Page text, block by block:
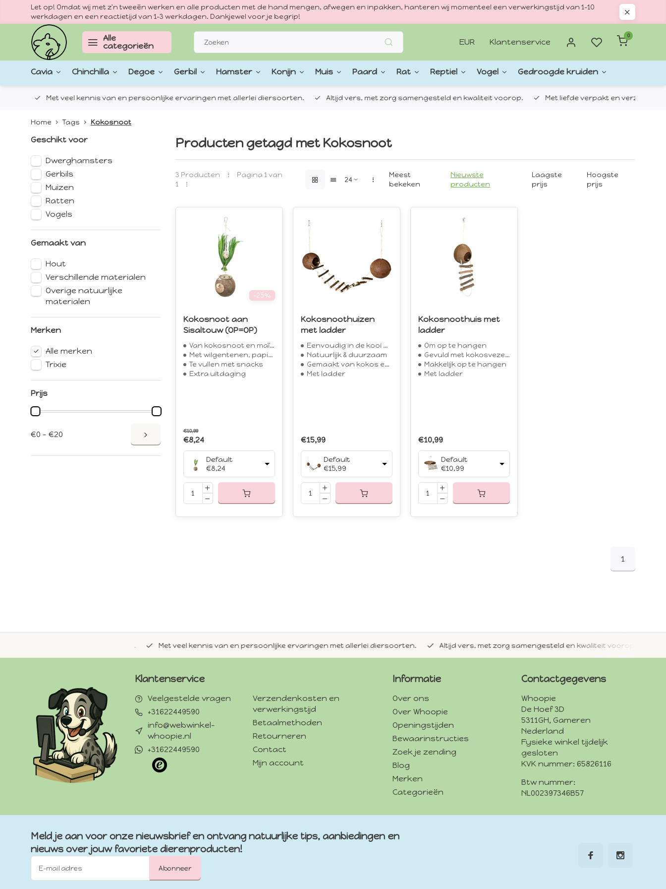
Let op! Omdat wij met z'n tweeën werken en alle producten met de hand mengen, afwegen en inpakken, hanteren wij momenteel een verwerkingstijd van 1–10
werkdagen en een reactietijd van 1–3 werkdagen. Dankjewel voor je begrip!
Alle
categorieën
EUR Klantenservice
0
Cavia Chinchilla Degoe Gerbil Hamster Konijn Muis Paard Rat Reptiel Vogel Gedroogde kruiden
Met veel kennis van en persoonlijke ervaringen met allerlei diersoorten. Altijd vers, met zorg samengesteld en kwaliteit voorop. Met liefde verpakt en verzonden.
Home Tags Kokosnoot
Geschikt voor
Dwerghamsters
Gerbils
Muizen
Ratten
Vogels
Gemaakt van
Hout
Verschillende materialen
Overige natuurlijke
materialen
Merken
Alle merken
Trixie
Prijs
€0 - €20
Producten getagd met Kokosnoot
3 Producten
Pagina 1 van
1
Meest
bekeken
Nieuwste
producten
Laagste
prijs
Hoogste
prijs
-25%
Kokosnoot aan
Sisaltouw (OP=OP)
Van kokosnoot en maïslies
Met wilgentenen, papier en sisal
Te vullen met snacks
Extra uitdaging
€10,99
€8,24
Default
€8,24
Kokosnoothuizen
met ladder
Eenvoudig in de kooi op te hangen
Natuurlijk & duurzaam
Gemaakt van kokos en sisal
Met ladder
€15,99
Default
€15,99
Kokosnoothuis met
ladder
Om op te hangen
Gevuld met kokosvezels
Makkelijk op te hangen
Met ladder
€10,99
Default
€10,99
1
Met veel kennis van en persoonlijke ervaringen met allerlei diersoorten. Altijd vers, met zorg samengesteld en kwaliteit voorop.
Klantenservice
Veelgestelde vragen
+31622449590
info@webwinkel-
whoopie.nl
+31622449590
Verzendenkosten en
verwerkingstijd
Betaalmethoden
Retourneren
Contact
Mijn account
Informatie
Over ons
Over Whoopie
Openingstijden
Bewaarinstructies
Zoek je zending
Blog
Merken
Categorieën
Contactgegevens
Whoopie
De Hoef 3D
5311GH, Gameren
Nederland
Fysieke winkel tijdelijk
gesloten
KVK nummer: 65826116
Btw nummer:
NL002397346B57
Meld je aan voor onze nieuwsbrief en ontvang natuurlijke tips, aanbiedingen en
nieuws over jouw favoriete dierenproducten!
Abonneer